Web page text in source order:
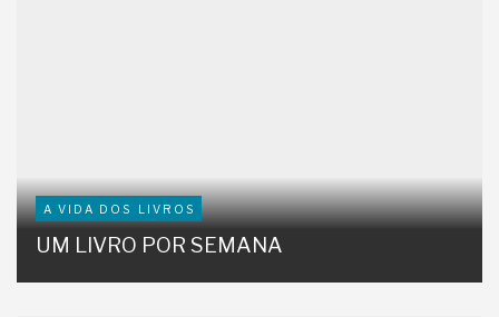
A VIDA DOS LIVROS
UM LIVRO POR SEMANA